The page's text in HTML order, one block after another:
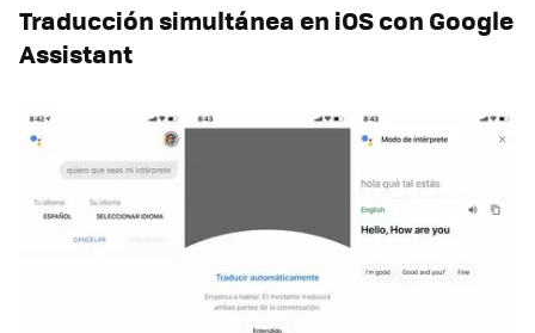
Traducción simultánea en iOS con Google
Assistant